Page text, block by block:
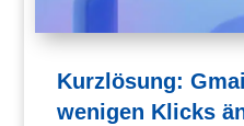
Kurzlösung:
wenigen Klicks